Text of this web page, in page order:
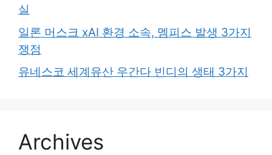
실
일론 머스크 xAI 환경 소속, 멤피스 발생 3가지
쟁점
유네스코 세계유산 우간다 빈디의 생태 3가지
Archives